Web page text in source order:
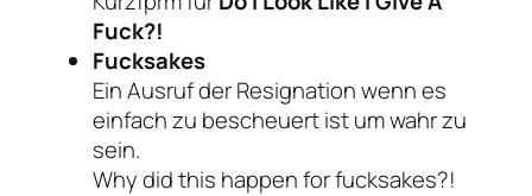
Fuck?!
Fucksakes
Ein Ausruf der Resignation wenn es
einfach zu bescheuert ist um wahr zu
sein.
Why did this happen for fucksakes?!